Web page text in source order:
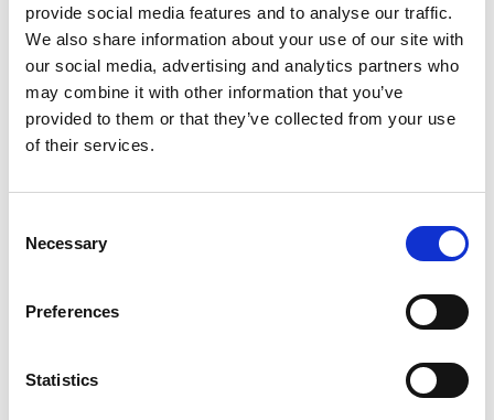
provide social media features and to analyse our traffic.
We also share information about your use of our site with
our social media, advertising and analytics partners who
may combine it with other information that you’ve
provided to them or that they’ve collected from your use
of their services.
Selection
Necessary
Preferences
Statistics